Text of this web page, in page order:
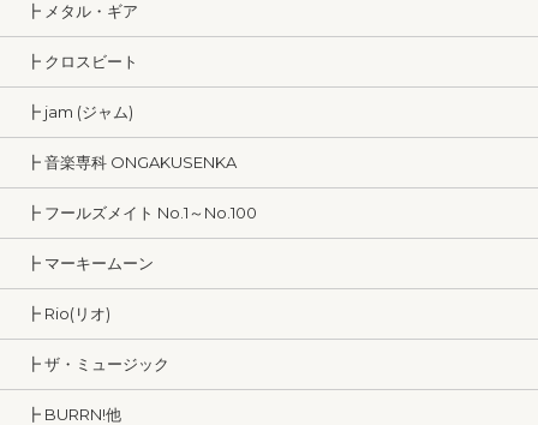
┣ メタル・ギア
┣ クロスビート
┣ jam (ジャム)
┣ 音楽専科 ONGAKUSENKA
┣ フールズメイト No.1～No.100
┣ マーキームーン
┣ Rio(リオ)
┣ ザ・ミュージック
┣ BURRN!他